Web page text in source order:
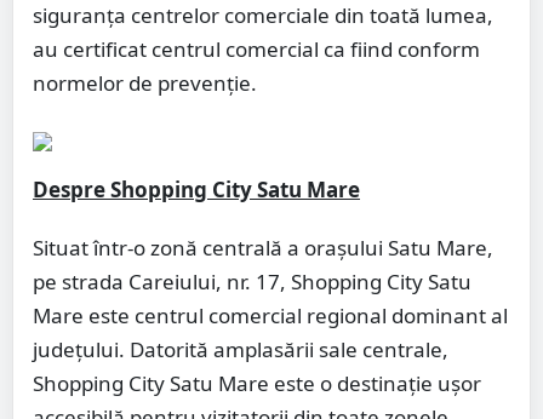
siguranța centrelor comerciale din toată lumea,
au certificat centrul comercial ca fiind conform
normelor de prevenție.
Despre Shopping City Satu Mare
Situat într-o zonă centrală a orașului Satu Mare,
pe strada Careiului, nr. 17, Shopping City Satu
Mare este centrul comercial regional dominant al
județului. Datorită amplasării sale centrale,
Shopping City Satu Mare este o destinație ușor